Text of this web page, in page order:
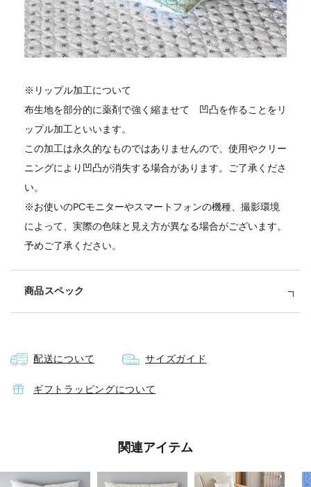
※リップル加工について
布生地を部分的に薬剤で強く縮ませて 凹凸を作ることをリ
ップル加工といいます。
この加工は永久的なものではありませんので、使用やクリー
ニングにより凹凸が消失する場合があります。ご了承くださ
い。
※お使いのPCモニターやスマートフォンの機種、撮影環境
によって、実際の色味と見え方が異なる場合がございます。
予めご了承ください。
商品スペック
ポリエステル 65％ , 綿 35%
サイズ
中国
配送について サイズガイド
ギフトラッピングについて
関連アイテム